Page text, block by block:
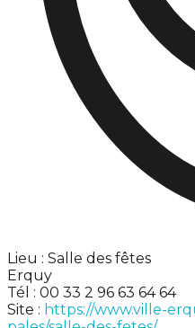
Lieu : Salle des fêtes
Erquy
Tél : 00 33 2 96 63 64 64
Site : https://www.ville-